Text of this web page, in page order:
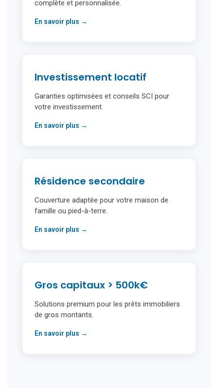
complète et personnalisée.
En savoir plus →
Investissement locatif
Garanties optimisées et conseils SCI pour
votre investissement.
En savoir plus →
Résidence secondaire
Couverture adaptée pour votre maison de
famille ou pied-à-terre.
En savoir plus →
Gros capitaux > 500k€
Solutions premium pour les prêts immobiliers
de gros montants.
En savoir plus →